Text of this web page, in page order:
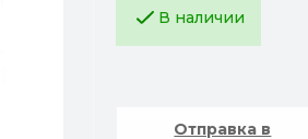
В наличии
Отправка в